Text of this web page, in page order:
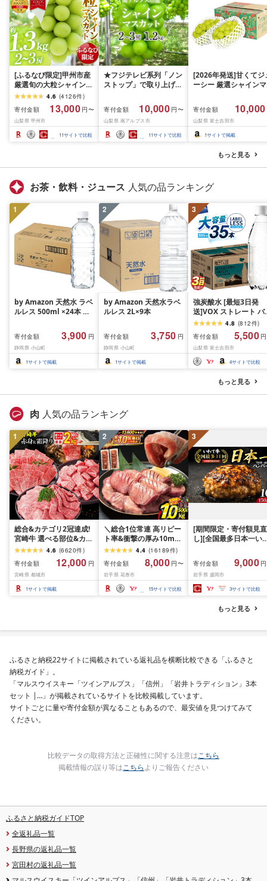
[ふるなび限定]甲州市産
厳選旬の大粒シャインマ
スカット 約1.3kg 2〜3
房[2026年発送]
(MG)B12-472 FN-
Limited-VO シャインマ
スカット フルーツ
4.6 (4126件)
寄付金額
13,000 円〜
山梨県 甲州市
11サイトで比較
★フジテレビ系列「ノン
ストップ」で取り上げら
先行予約]南アルプス市
産シャインマスカット
1.2kg以上(2〜3房)ふる
さと納税 おすすめ 山梨
県 南アルプス市 送料無
寄付金額 10,000 円〜
山梨県 南アルプス市
11サイトで比較
[2026年発送]甘くてジ
ーシー 厳選シャインマ
月前半(1〜15日)から
月下旬までの発送) フ
ーツ ぶどう 果物 山梨
産 2026 旬 大粒 高級
寄付金額 10,000
山梨県 富士吉田市
1サイトで掲載
もっと見る
お茶・飲料・ジュース 人気の品ランキング
1
by Amazon 天然水 ラベ
ルレス 500ml ×24本 富
ム含有 水 ミネラルウォ
ーター ペットボトル 静
岡県産 500ミリリットル
(Smart Basic)
寄付金額 3,900 円
静岡県 小山町
1サイトで掲載
2
by Amazon 天然水ラベ
ルレス 2L×9本
寄付金額 3,750 円
静岡県 小山町
1サイトで掲載
3
強炭酸水 [最短3日発
送]VOX ストレート バ
ジウム 強炭酸水 35本
500ml ラベルレス[富
吉田市限定カートン]
酸
4.8 (812件)
寄付金額
5,500
山梨県 富士吉田市
4サイトで比較
もっと見る
肉 人気の品ランキング
1
総合&カテゴリ2冠達成!
宮崎牛 選べる部位&カッ
ト (赤身&霜降り)or(赤身
のみ) 500g 1kg 2kg[発
送時期が選べる] 牛肉 焼
肉 すき焼き しゃぶしゃ
ぶ ステーキ ギフト お中
4.6 (6620件)
寄付金額
12,000 円
宮崎県 都城市
1サイトで掲載
2
＼総合1位常連 高リピー
ト率&衝撃の厚み10mm
厚切り牛タン 塩味/ ≪ス
ピード発送!!10営業日以
内発送≫ 選べる内容量
500g / 1kg 定期便 毎月
届く 牛肉 肉 BBQ ふるさ
と 人気 ランキング 岩手
4.4 (16189件)
寄付金額
8,000 円〜
岩手県 花巻市
15サイトで比較
3
[期間限定・寄付額見直
し][全国最多日本一い
1.5kg(150g×10個) い
て牛 × 岩中豚 ハンバー
グ 合挽き 合い挽き 黒
和牛 人気 冷凍 個包装
分け 冷凍 牛肉 豚肉 和
ビーフ ポーク はんば
ぐ 挽肉 お肉 ミンチ 肉
キング 1位 1万円以下
寄付金額 9,000
岩手県 盛岡市
3サイトで比較
もっと見る
ふるさと納税22サイトに掲載されている返礼品を横断比較できる「ふるさと
納税ガイド」。
「マルスウイスキー「ツインアルプス」「信州」「岩井トラディション」3本
セット |…」が掲載されているサイトを比較掲載しています。
サイトごとに量や寄付金額が異なることもあるので、最安値を見つけてみて
ください。
比較データの取得方法と正確性に関する注意はこちら
掲載情報の誤り等はこちらよりご報告ください
ふるさと納税ガイドTOP
全返礼品一覧
長野県の返礼品一覧
宮田村の返礼品一覧